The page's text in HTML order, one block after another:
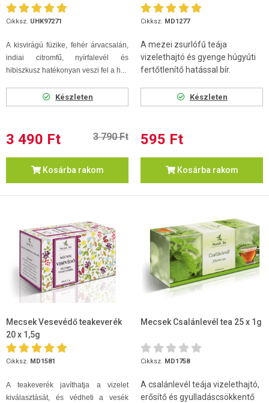
Cikksz. UHK97271
A kisvirágú füzike, fehér árvacsalán,
indiai citromfű, nyírfalevél és
hibiszkusz hatékonyan veszi fel a h...
Készleten
3 490 Ft 3 790 Ft
Kosárba rakom
Cikksz. MD1277
A mezei zsurlófű teája
vizelethajtó és gyenge húgyúti
fertőtlenítő hatással bír.
Készleten
595 Ft
Kosárba rakom
Mecsek Vesevédő teakeverék
20 x 1,5g
Cikksz. MD1581
A teakeverék javíthatja a vizelet
kiválasztását, és védheti a vesék
Mecsek Csalánlevél tea 25 x 1g
Cikksz. MD1758
A csalánlevél teája vizelethajtó,
erősítő és gyulladáscsökkentő